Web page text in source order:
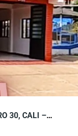
30, CALI –